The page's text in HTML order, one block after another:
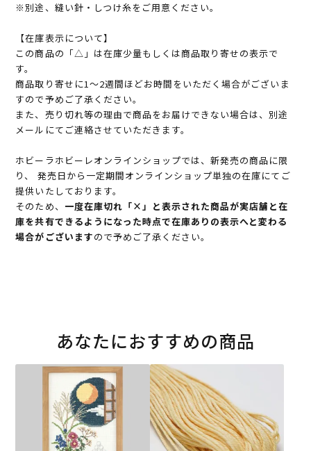
※別途、縫い針・しつけ糸をご用意ください。
【在庫表示について】
この商品の「△」は在庫少量もしくは商品取り寄せの表示で
す。
商品取り寄せに1～2週間ほどお時間をいただく場合がございま
すので予めご了承ください。
また、売り切れ等の理由で商品をお届けできない場合は、別途
メールにてご連絡させていただきます。
ホビーラホビーレオンラインショップでは、新発売の商品に限
り、 発売日から一定期間オンラインショップ単独の在庫にてご
提供いたしております。
そのため、 一度在庫切れ「×」と表示された商品が実店舗と在
庫を共有できるようになった時点で在庫ありの表示へと変わる
場合がございますので予めご了承ください。
あなたにおすすめの商品